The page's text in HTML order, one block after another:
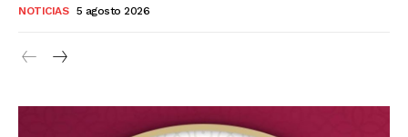
NOTICIAS 5 agosto 2026